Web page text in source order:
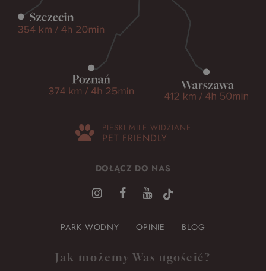
PIESKI MILE WIDZIANE
PET FRIENDLY
DOŁĄCZ DO NAS
PARK WODNY OPINIE BLOG
Jak możemy Was ugościć?